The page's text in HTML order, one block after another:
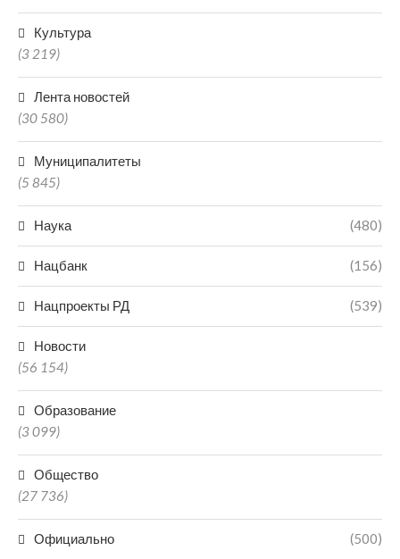
Культура
(3 219)
Лента новостей
(30 580)
Муниципалитеты
(5 845)
Наука (480)
Нацбанк (156)
Нацпроекты РД (539)
Новости
(56 154)
Образование
(3 099)
Общество
(27 736)
Официально (500)